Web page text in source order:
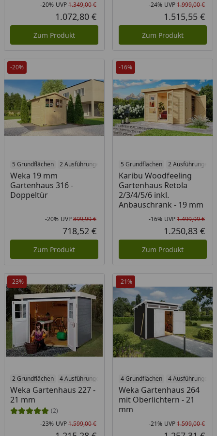
Rabatt in Prozent
-20%
Ursprünglicher Preis
UVP1.349,00 €
Aktueller Preis
1.072,80 €
Zum Produkt
-24% UVP1.999,00 €
1.515,55 €
Zum Produkt
-20%
5 Grundflächen 2 Ausführungen
Weka 19 mm
Gartenhaus 316 -
Doppeltür
Rabatt in Prozent
-20%
Ursprünglicher Preis
UVP899,99 €
Aktueller Preis
718,52 €
Zum Produkt
-16%
5 Grundflächen 2 Ausführungen
Karibu Woodfeeling
Gartenhaus Retola
2/3/4/5/6 inkl.
Anbauschrank - 19 mm
-16% UVP1.499,99 €
1.250,83 €
Zum Produkt
-23%
2 Grundflächen 4 Ausführungen
Weka Gartenhaus 227 -
21 mm
(2)
Rabatt in Prozent
-23%
Ursprünglicher Preis
UVP1.599,00 €
-21%
4 Grundflächen 4 Ausführungen
Weka Gartenhaus 264
mit Oberlichtern - 21
mm
-21% UVP1.599,00 €